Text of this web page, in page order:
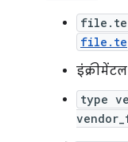
file.te
file.te
type